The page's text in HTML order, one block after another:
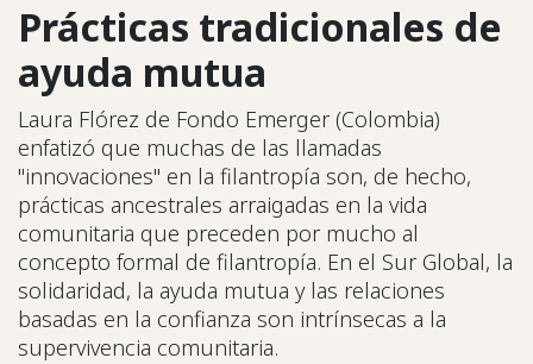
Prácticas tradicionales de
ayuda mutua
Laura Flórez de Fondo Emerger (Colombia)
enfatizó que muchas de las llamadas
"innovaciones" en la filantropía son, de hecho,
prácticas ancestrales arraigadas en la vida
comunitaria que preceden por mucho al
concepto formal de filantropía. En el Sur Global, la
solidaridad, la ayuda mutua y las relaciones
basadas en la confianza son intrínsecas a la
supervivencia comunitaria.